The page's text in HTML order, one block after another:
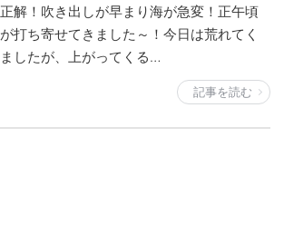
解！吹き出しが早まり海が急変！正午頃
打ち寄せてきました～！今日は荒れてく
したが、上がってくる…
記事を読む